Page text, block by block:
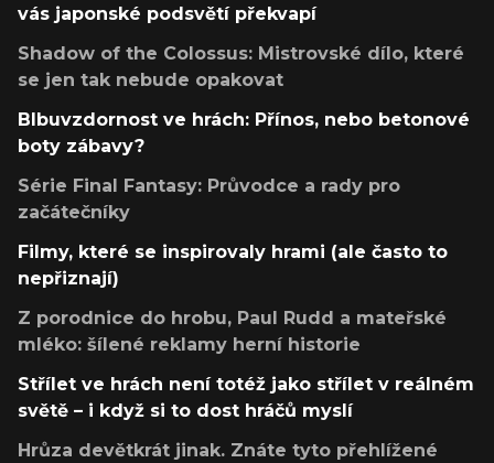
vás japonské podsvětí překvapí
Shadow of the Colossus: Mistrovské dílo, které
se jen tak nebude opakovat
Blbuvzdornost ve hrách: Přínos, nebo betonové
boty zábavy?
Série Final Fantasy: Průvodce a rady pro
začátečníky
Filmy, které se inspirovaly hrami (ale často to
nepřiznají)
Z porodnice do hrobu, Paul Rudd a mateřské
mléko: šílené reklamy herní historie
Střílet ve hrách není totéž jako střílet v reálném
světě – i když si to dost hráčů myslí
Hrůza devětkrát jinak. Znáte tyto přehlížené